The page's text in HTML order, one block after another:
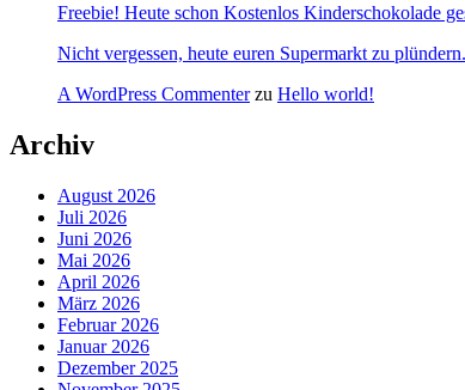
Freebie! Heute schon Kostenlos Kinderschokolade
Nicht vergessen, heute euren Supermarkt zu
A WordPress Commenterzu Hello world!
Archiv
August 2026
Juli 2026
Juni 2026
Mai 2026
April 2026
März 2026
Februar 2026
Januar 2026
Dezember 2025